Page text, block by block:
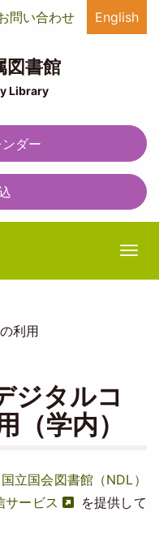
問い合わせ English
図書館
Library
ダー
利用
ジタルコ
（学内）
国立国会図書館（NDL）
サービス
を提供して